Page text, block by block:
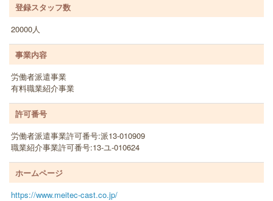
登録スタッフ数
20000人
事業内容
労働者派遣事業
有料職業紹介事業
許可番号
労働者派遣事業許可番号:派13-010909
職業紹介事業許可番号:13‐ユ-010624
ホームページ
https://www.meitec-cast.co.jp/